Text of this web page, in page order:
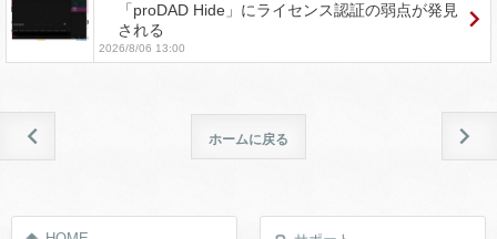
「proDAD Hide」にライセンス認証の弱点が発見
される
2026/8/06 13:00
ホームに戻る